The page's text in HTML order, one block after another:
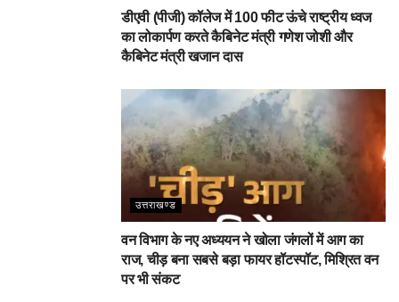
डीएवी (पीजी) कॉलेज में 100 फीट ऊंचे राष्ट्रीय ध्वज
का लोकार्पण करते कैबिनेट मंत्री गणेश जोशी और
कैबिनेट मंत्री खजान दास
उत्तराखण्ड
वन विभाग के नए अध्ययन ने खोला जंगलों में आग का
राज, चीड़ बना सबसे बड़ा फायर हॉटस्पॉट, मिश्रित वन
पर भी संकट